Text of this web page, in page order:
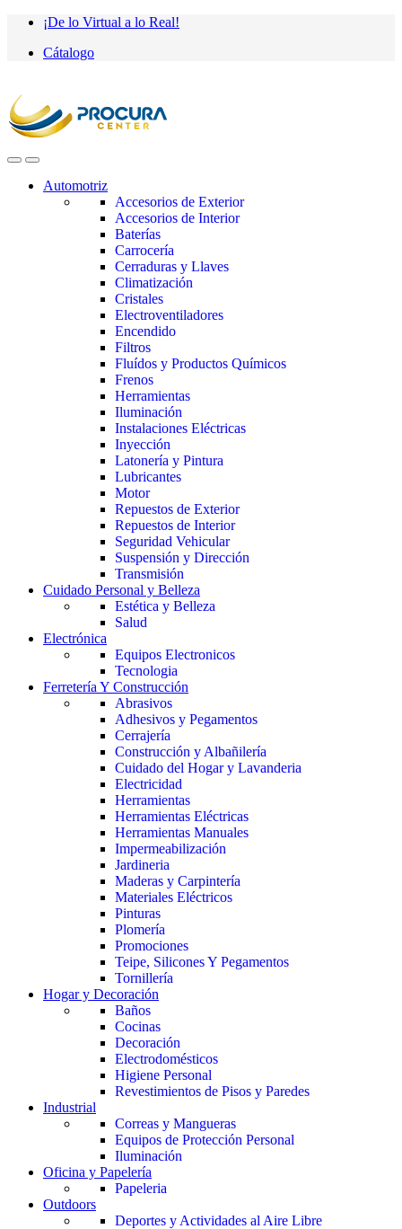
Saltar
navegación
saltar
contenido
¡De lo Virtual a lo Real!
Cátalogo
Automotriz
Accesorios de Exterior
Accesorios de Interior
Baterías
Carrocería
Cerraduras y Llaves
Climatización
Cristales
Electroventiladores
Encendido
Filtros
Fluídos y Productos Químicos
Frenos
Herramientas
Iluminación
Instalaciones Eléctricas
Inyección
Latonería y Pintura
Lubricantes
Motor
Repuestos de Exterior
Repuestos de Interior
Seguridad Vehicular
Suspensión y Dirección
Transmisión
Cuidado Personal y Belleza
Estética y Belleza
Salud
Electrónica
Equipos Electronicos
Tecnologia
Ferretería Y Construcción
Abrasivos
Adhesivos y Pegamentos
Cerrajería
Construcción y Albañilería
Cuidado del Hogar y Lavanderia
Electricidad
Herramientas
Herramientas Eléctricas
Herramientas Manuales
Impermeabilización
Jardineria
Maderas y Carpintería
Materiales Eléctricos
Pinturas
Plomería
Promociones
Teipe, Silicones Y Pegamentos
Tornillería
Hogar y Decoración
Baños
Cocinas
Decoración
Electrodomésticos
Higiene Personal
Revestimientos de Pisos y Paredes
Industrial
Correas y Mangueras
Equipos de Protección Personal
Iluminación
Oficina y Papelería
Papeleria
Outdoors
Deportes y Actividades al Aire Libre